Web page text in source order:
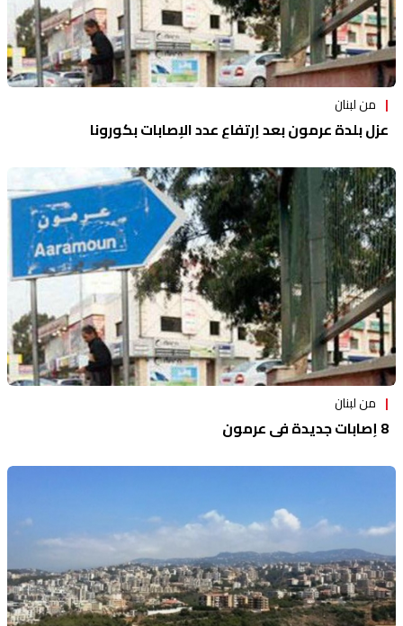
من لبنان
عزل بلدة عرمون بعد إرتفاع عدد الإصابات بكورونا
من لبنان
8 إصابات جديدة في عرمون